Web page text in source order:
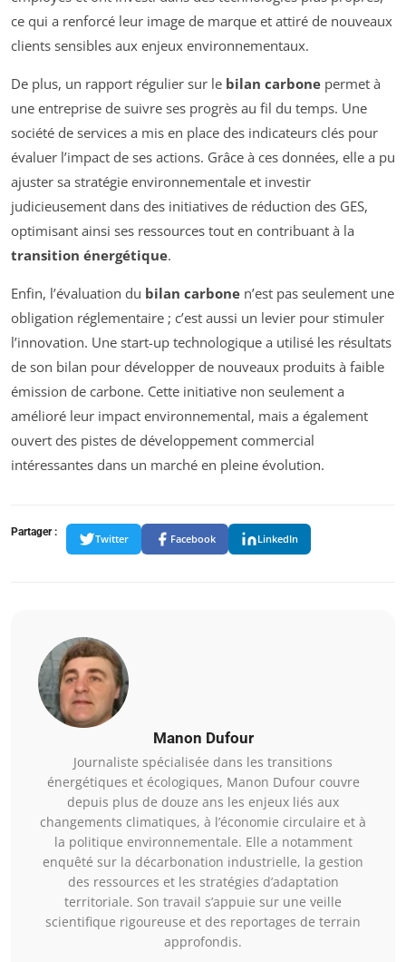
ce qui a renforcé leur image de marque et attiré de nouveaux
clients sensibles aux enjeux environnementaux.
De plus, un rapport régulier sur le bilan carbone permet à
une entreprise de suivre ses progrès au fil du temps. Une
société de services a mis en place des indicateurs clés pour
évaluer l’impact de ses actions. Grâce à ces données, elle a pu
ajuster sa stratégie environnementale et investir
judicieusement dans des initiatives de réduction des GES,
optimisant ainsi ses ressources tout en contribuant à la
transition énergétique.
Enfin, l’évaluation du bilan carbone n’est pas seulement une
obligation réglementaire ; c’est aussi un levier pour stimuler
l’innovation. Une start-up technologique a utilisé les résultats
de son bilan pour développer de nouveaux produits à faible
émission de carbone. Cette initiative non seulement a
amélioré leur impact environnemental, mais a également
ouvert des pistes de développement commercial
intéressantes dans un marché en pleine évolution.
Partager :
Twitter Facebook LinkedIn
Manon Dufour
Journaliste spécialisée dans les transitions
énergétiques et écologiques, Manon Dufour couvre
depuis plus de douze ans les enjeux liés aux
changements climatiques, à l’économie circulaire et à
la politique environnementale. Elle a notamment
enquêté sur la décarbonation industrielle, la gestion
des ressources et les stratégies d’adaptation
territoriale. Son travail s’appuie sur une veille
scientifique rigoureuse et des reportages de terrain
approfondis.